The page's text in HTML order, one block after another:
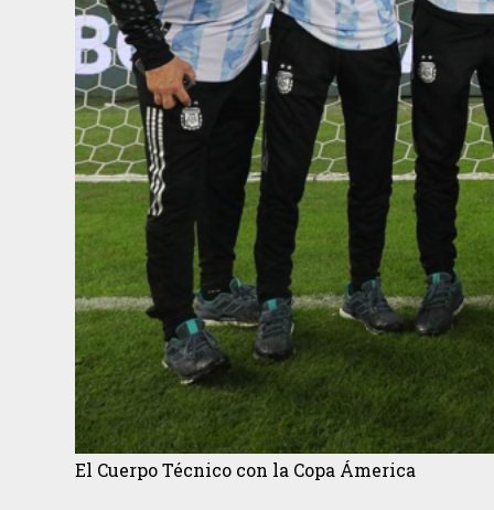
El Cuerpo Técnico con la Copa Ámerica